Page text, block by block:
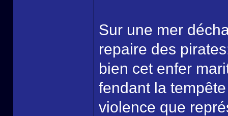
Sur une mer
repaire des
bien cet enfer
fendant la
violence que